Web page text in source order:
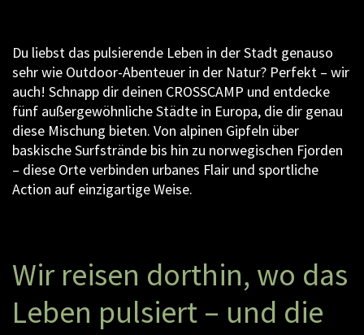
Du liebst das pulsierende Leben in der Stadt genauso
sehr wie Outdoor-Abenteuer in der Natur? Perfekt – wir
auch! Schnapp dir deinen CROSSCAMP und entdecke
fünf außergewöhnliche Städte in Europa, die dir genau
diese Mischung bieten. Von alpinen Gipfeln über
baskische Surfstrände bis hin zu norwegischen Fjorden
– diese Orte verbinden urbanes Flair und sportliche
Action auf einzigartige Weise.
Wir reisen dorthin, wo das
Leben pulsiert – und die